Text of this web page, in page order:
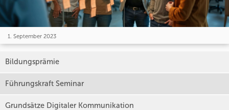
1. September 2023
Bildungsprämie
Führungskraft Seminar
Grundsätze Digitaler Kommunikation